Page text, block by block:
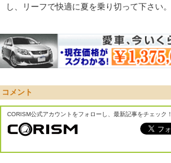
し、リーフで快適に夏を乗り切って下さい。
コメント
CORISM公式アカウントをフォローし、最新記事をチェック！